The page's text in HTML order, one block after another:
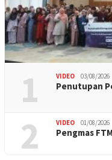
1 VIDEO 03/08/2026
Penutupan
2 VIDEO 01/08/2026
Pengmas